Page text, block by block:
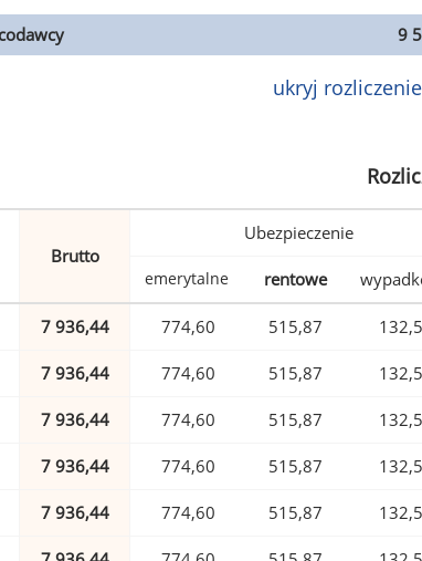
9
ukryj
Brutto
Ubezpieczenie
emerytalne rentowe
7 936,44 774,60 515,87
7 936,44 774,60 515,87
7 936,44 774,60 515,87
7 936,44 774,60 515,87
7 936,44 774,60 515,87